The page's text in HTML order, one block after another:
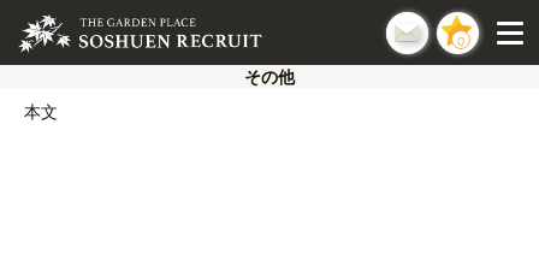
0
その他
本文